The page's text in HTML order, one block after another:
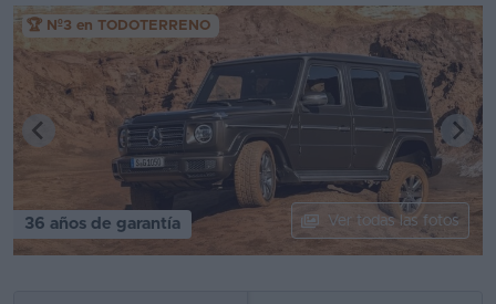
Renting
Suscripción
Stock
Segunda
mano
🏆 Nº3 en TODOTERRENO
36 años de garantía Ver todas las fotos